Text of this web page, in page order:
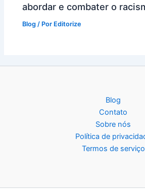
abordar e combater o
Blog / Por Editorize
Blog
Contato
Sobre nós
Política de
Termos de serviço